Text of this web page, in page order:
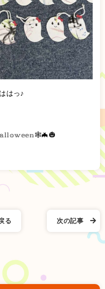
はっ♪
次の記事
る